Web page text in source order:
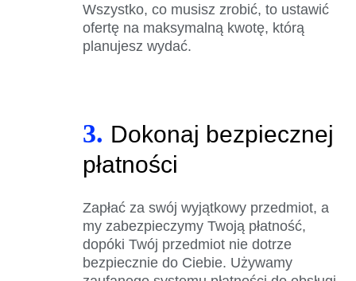
Wszystko, co musisz zrobić, to ustawić
ofertę na maksymalną kwotę, którą
planujesz wydać.
3. Dokonaj bezpiecznej
płatności
Zapłać za swój wyjątkowy przedmiot, a
my zabezpieczymy Twoją płatność,
dopóki Twój przedmiot nie dotrze
bezpiecznie do Ciebie. Używamy